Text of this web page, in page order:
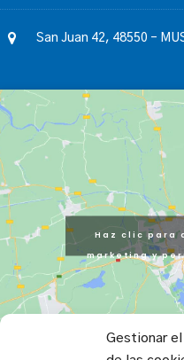
Gestionar
San Juan 42, 48550 –
Haz clic para
marketing y